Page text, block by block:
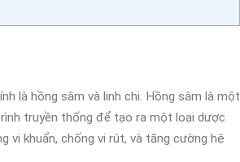
là hồng sâm và linh chi. Hồng sâm là một
truyền thống để tạo ra một loại dược
vi khuẩn, chống vi rút, và tăng cường hệ